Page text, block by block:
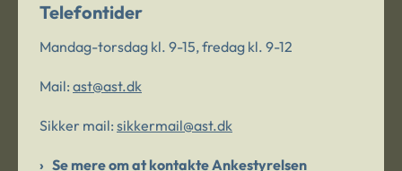
Telefontider
Mandag-torsdag kl. 9-15, fredag kl. 9-12
Mail: ast@ast.dk
Sikker mail: sikkermail@ast.dk
Se mere om at kontakte Ankestyrelsen